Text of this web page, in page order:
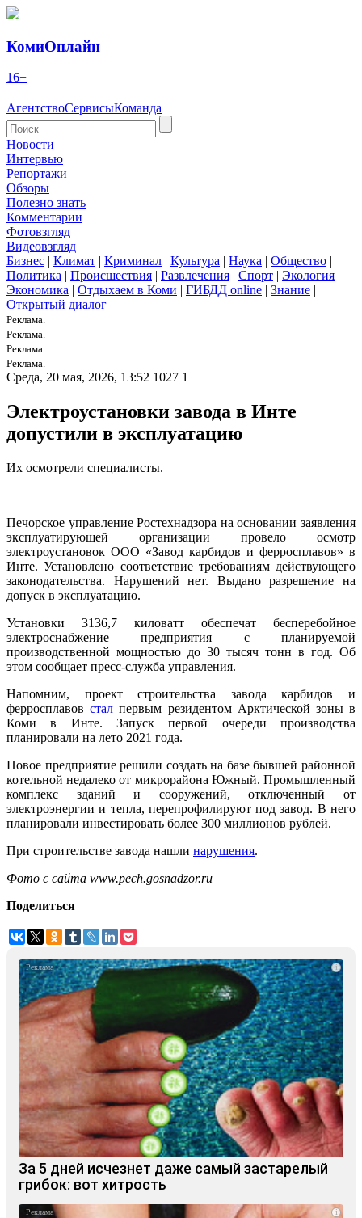
КомиОнлайн
16+
АгентствоСервисыКоманда
Новости
Интервью
Репортажи
Обзоры
Полезно знать
Комментарии
Фотовзгляд
Видеовзгляд
Бизнес | Климат | Криминал | Культура | Наука | Общество |
Политика | Происшествия | Развлечения | Спорт | Экология |
Экономика | Отдыхаем в Коми | ГИБДД online | Знание |
Открытый диалог
Реклама.
Реклама.
Реклама.
Реклама.
Среда, 20 мая, 2026, 13:52 1027 1
Электроустановки завода в Инте
допустили в эксплуатацию
Их осмотрели специалисты.
Печорское управление Ростехнадзора на основании заявления
эксплуатирующей организации провело осмотр
электроустановок ООО «Завод карбидов и ферросплавов» в
Инте. Установлено соответствие требованиям действующего
законодательства. Нарушений нет. Выдано разрешение на
допуск в эксплуатацию.
Установки 3136,7 киловатт обеспечат бесперебойное
электроснабжение предприятия с планируемой
производственной мощностью до 30 тысяч тонн в год. Об
этом сообщает пресс-служба управления.
Напомним, проект строительства завода карбидов и
ферросплавовстал первым резидентом Арктической зоны в
Коми в Инте. Запуск первой очереди производства
планировали на лето 2021 года.
Новое предприятие решили создать на базе бывшей районной
котельной недалеко от микрорайона Южный. Промышленный
комплекс зданий и сооружений, отключенный от
электроэнергии и тепла, перепрофилируют под завод. В него
планировали инвестировать более 300 миллионов рублей.
При строительстве завода нашли нарушения.
Фото с сайта www.pech.gosnadzor.ru
Поделиться
i
За 5 дней исчезнет даже самый застарелый
грибок: вот хитрость
i